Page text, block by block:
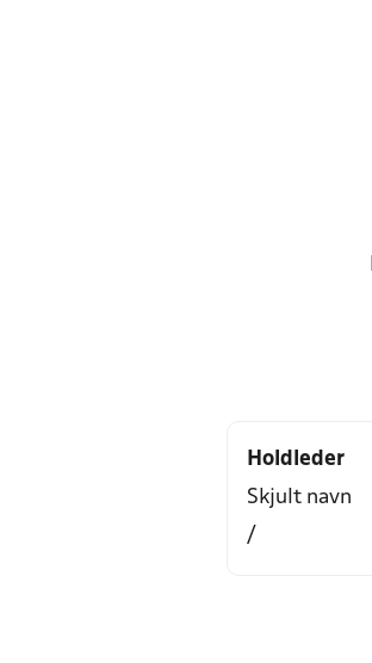
Holdleder
Skjult navn
/